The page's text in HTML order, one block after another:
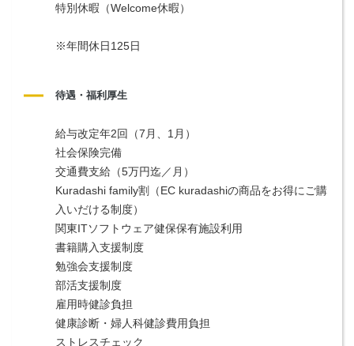
特別休暇（Welcome休暇）
※年間休日125日
待遇・福利厚生
給与改定年2回（7月、1月）
社会保険完備
交通費支給（5万円迄／月）
Kuradashi family割（EC kuradashiの商品をお得にご購
入いだける制度）
関東ITソフトウェア健保保有施設利用
書籍購入支援制度
勉強会支援制度
部活支援制度
雇用時健診負担
健康診断・婦人科健診費用負担
ストレスチェック